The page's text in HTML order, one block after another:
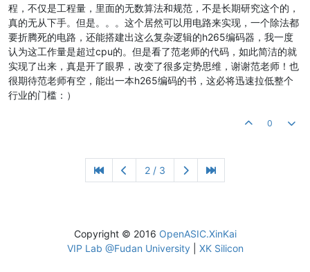
程，不仅是工程量，里面的无数算法和规范，不是长期研究这个的，
真的无从下手。但是。。。这个居然可以用电路来实现，一个除法都
要折腾死的电路，还能搭建出这么复杂逻辑的h265编码器，我一度
认为这工作量是超过cpu的。但是看了范老师的代码，如此简洁的就
实现了出来，真是开了眼界，改变了很多定势思维，谢谢范老师！也
很期待范老师有空，能出一本h265编码的书，这必将迅速拉低整个
行业的门槛：）
0
2 / 3
Copyright © 2016 OpenASIC.XinKai
VIP Lab @Fudan University| XK Silicon